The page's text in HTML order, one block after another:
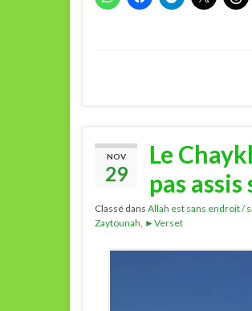
NOV
29
Le
pas
Classé dans Allah est sans endroit /
Zaytounah ►Verset